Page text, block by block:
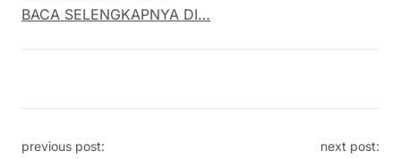
BACA SELENGKAPNYA DI…
Post navigation
previous post: next post: